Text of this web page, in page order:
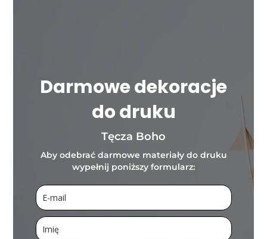
Darmowe dekoracje
do druku
Tęcza Boho
Aby odebrać darmowe materiały do druku
wypełnij poniższy formularz: